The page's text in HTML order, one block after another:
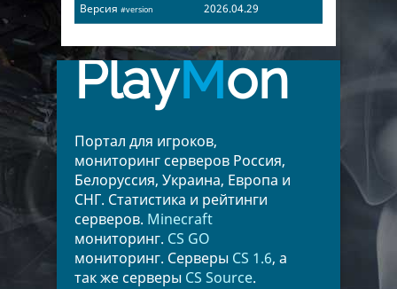
Версия #version 2026.04.29
PlayMon
Портал для игроков,
мониторинг серверов Россия,
Белоруссия, Украина, Европа и
СНГ. Статистика и рейтинги
серверов. Minecraft
мониторинг. CS GO
мониторинг. Серверы CS 1.6, а
так же серверы CS Source.